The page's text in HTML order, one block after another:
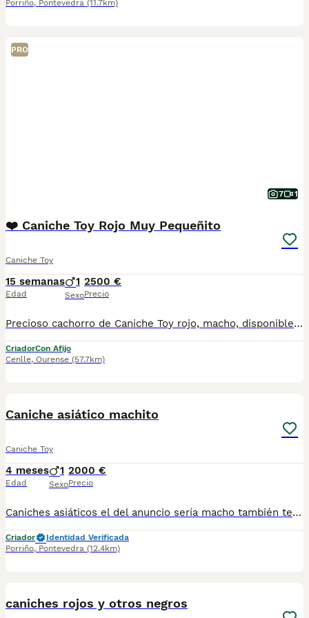
Porriño, Pontevedra (11.7km)
PRO
7 1
❤️ Caniche Toy Rojo Muy Pequeñito
Caniche Toy
15 semanas
Edad
1
Sexo
2500 €
Precio
Precioso cachorro de Caniche Toy rojo, macho, disponible para una familia responsable. Actualmente tiene 9 semanas y pesa tan solo 840 gramos, mostrando un tamaño muy reducido y unas proporciones excepcionales. Criado en ambiente familiar, con mucho cariño y atención diaria. Es un cachorro alegre, cariñoso, juguetón y muy sociable. Tiene un precioso color rojo intenso, una expresión dulce y una excelente calidad de pelo. Se entrega con: ✔ Cartilla veterinaria al día. ✔ Vacunas y desparasitaciones correspondientes a su edad. ✔ Revisión veterinaria. ✔ Asesoramiento antes y después de la entrega. Los padres son ejemplares seleccionados por salud, carácter y belleza. Si busca un Caniche Toy rojo de calidad, de tamaño pequeño, criado con dedicación y garantías, este pequeño puede ser el compañero ideal. Puede solicitar fotos y vídeos recientes sin compromiso. Gold Diágora – Criando caniches con amor y responsabilidad.
CriadorCon Afijo
Cenlle, Ourense (57.7km)
Caniche asiático machito
Caniche Toy
4 meses
Edad
1
Sexo
2000 €
Precio
Caniches asiáticos el del anuncio sería macho también tenemos hembras .. Más información por WhatsApp 687482079
Criador
Identidad Verificada
Porriño, Pontevedra (12.4km)
caniches rojos y otros negros